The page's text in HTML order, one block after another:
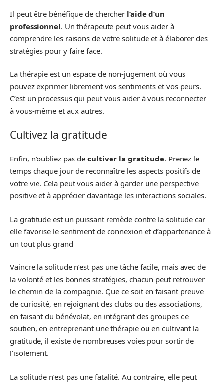
Il peut être bénéfique de chercher l’aide d’un
professionnel. Un thérapeute peut vous aider à
comprendre les raisons de votre solitude et à élaborer des
stratégies pour y faire face.
La thérapie est un espace de non-jugement où vous
pouvez exprimer librement vos sentiments et vos peurs.
C’est un processus qui peut vous aider à vous reconnecter
à vous-même et aux autres.
Cultivez la gratitude
Enfin, n’oubliez pas de cultiver la gratitude. Prenez le
temps chaque jour de reconnaître les aspects positifs de
votre vie. Cela peut vous aider à garder une perspective
positive et à apprécier davantage les interactions sociales.
La gratitude est un puissant remède contre la solitude car
elle favorise le sentiment de connexion et d’appartenance à
un tout plus grand.
Vaincre la solitude n’est pas une tâche facile, mais avec de
la volonté et les bonnes stratégies, chacun peut retrouver
le chemin de la compagnie. Que ce soit en faisant preuve
de curiosité, en rejoignant des clubs ou des associations,
en faisant du bénévolat, en intégrant des groupes de
soutien, en entreprenant une thérapie ou en cultivant la
gratitude, il existe de nombreuses voies pour sortir de
l’isolement.
La solitude n’est pas une fatalité. Au contraire, elle peut